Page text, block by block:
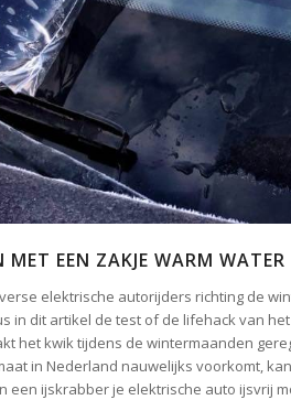
EEN ZAKJE WARM WATER
elektrische autorijders richting de
in dit artikel de test of de lifehack van
het kwik tijdens de wintermaanden
in Nederland nauwelijks voorkomt,
een ijskrabber je elektrische auto ijsvrij